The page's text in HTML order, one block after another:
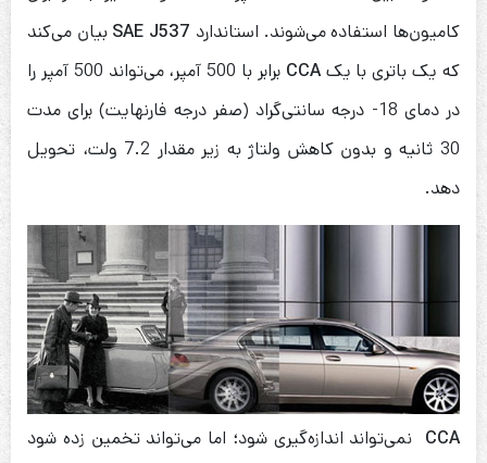
کامیون‌ها استفاده می‌شوند. استاندارد SAE J537 بیان می‌کند
که یک باتری با یکCCA
برابر با 500 آمپر، می‌تواند 500 آمپر را
در دمای 18- درجه سانتی‌گراد (صفر درجه فارنهایت) برای مدت
30 ثانیه و بدون کاهش ولتاژ به زیر مقدار 7.2 ولت، تحویل
دهد.
CCA نمی‌تواند اندازه‌گیری شود؛ اما می‌تواند تخمین زده شود